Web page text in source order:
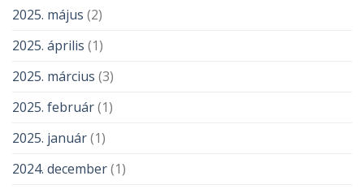
2025. május (2)
2025. április (1)
2025. március (3)
2025. február(1)
2025. január(1)
2024. december(1)